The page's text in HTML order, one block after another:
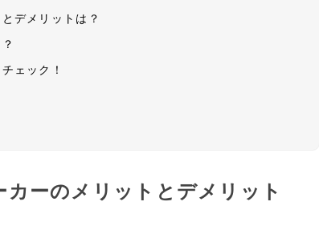
デメリットは？
ェック！
ーのメリットとデメリット